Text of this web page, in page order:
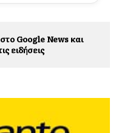
Google News και
ειδήσεις